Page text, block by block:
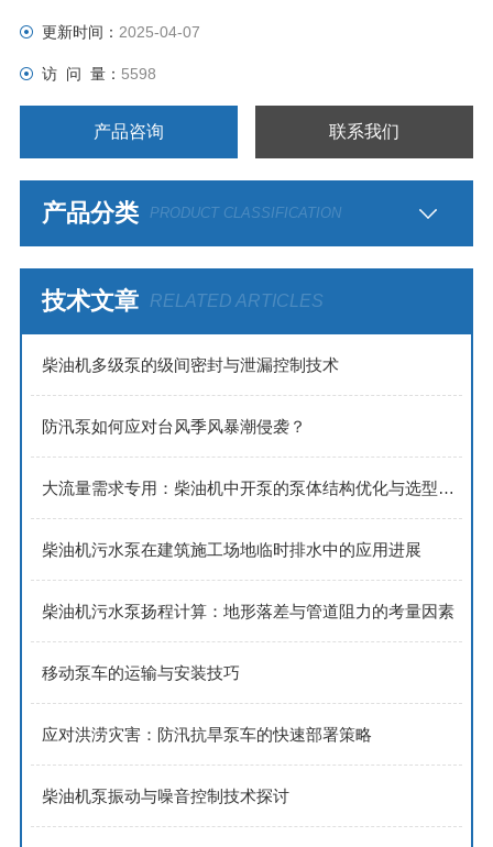
更新时间： 2025-04-07
访 问 量： 5598
产品咨询 联系我们
产品分类 PRODUCT CLASSIFICATION
技术文章 RELATED ARTICLES
​​柴油机多级泵的级间密封与泄漏控制技术​
防汛泵如何应对台风季风暴潮侵袭？
大流量需求专用：柴油机中开泵的泵体结构优化与选型策略
柴油机污水泵在建筑施工场地临时排水中的应用进展
柴油机污水泵扬程计算：地形落差与管道阻力的考量因素
移动泵车的运输与安装技巧
应对洪涝灾害：防汛抗旱泵车的快速部署策略
柴油机泵振动与噪音控制技术探讨